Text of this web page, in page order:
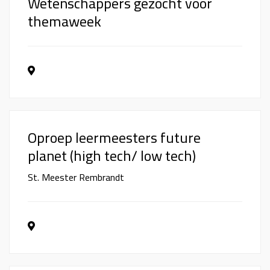
themaweek
Oproep leermeesters future
planet (high tech/ low tech)
St. Meester Rembrandt